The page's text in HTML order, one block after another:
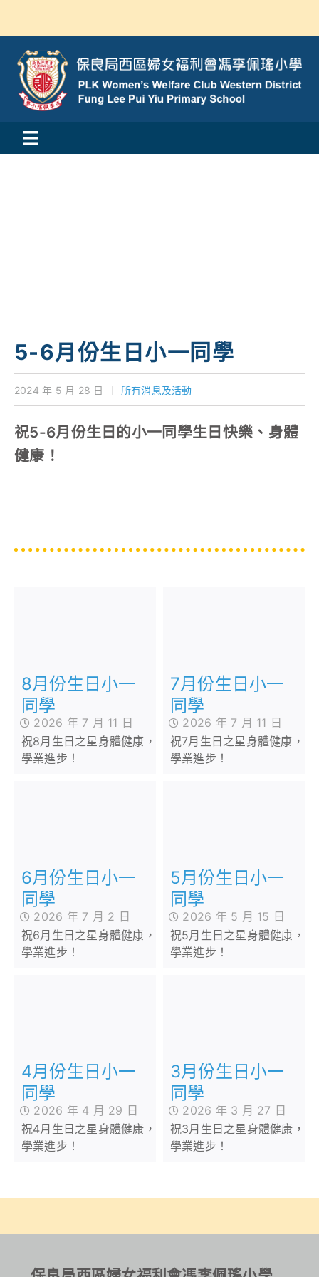
content
Toggle
我們的成就
對外聯繫
聯絡我們
5-6月份生日小一同學
2024 年 5 月 28 日 所有消息及活動
祝5-6月份生日的小一同學生日快樂、身體
健康！
8月份生日小一
同學
2026 年 7 月 11 日
祝8月生日之星身體健康，
學業進步！
7月份生日小一
同學
2026 年 7 月 11 日
祝7月生日之星身體健康，
學業進步！
6月份生日小一
同學
2026 年 7 月 2 日
祝6月生日之星身體健康，
學業進步！
5月份生日小一
同學
2026 年 5 月 15 日
祝5月生日之星身體健康，
學業進步！
4月份生日小一
同學
2026 年 4 月 29 日
祝4月生日之星身體健康，
學業進步！
3月份生日小一
同學
2026 年 3 月 27 日
祝3月生日之星身體健康，
學業進步！